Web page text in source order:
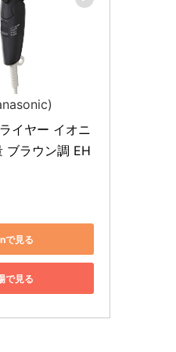
イヤー イオニ
ブラウン調 EH
で見る
で見る